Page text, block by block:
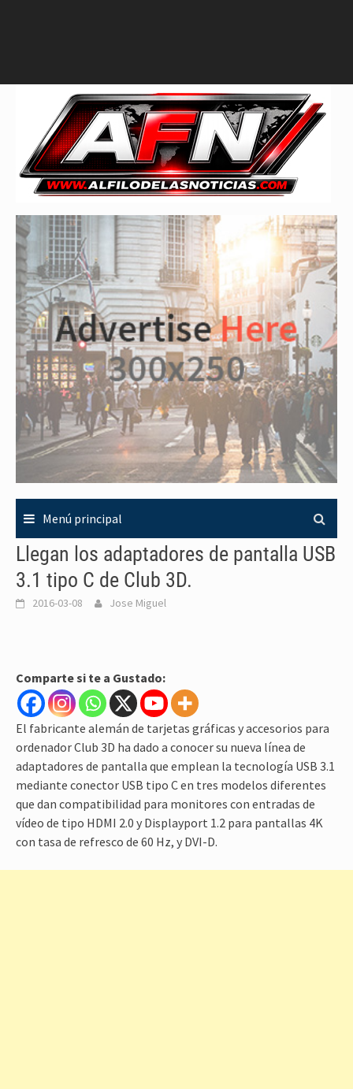
Menú principal
Llegan los adaptadores de pantalla USB
3.1 tipo C de Club 3D.
2016-03-08 Jose Miguel
Comparte si te a Gustado:
El fabricante alemán de tarjetas gráficas y accesorios para
ordenador Club 3D ha dado a conocer su nueva línea de
adaptadores de pantalla que emplean la tecnología USB 3.1
mediante conector USB tipo C en tres modelos diferentes
que dan compatibilidad para monitores con entradas de
vídeo de tipo HDMI 2.0 y Displayport 1.2 para pantallas 4K
con tasa de refresco de 60 Hz, y DVI-D.